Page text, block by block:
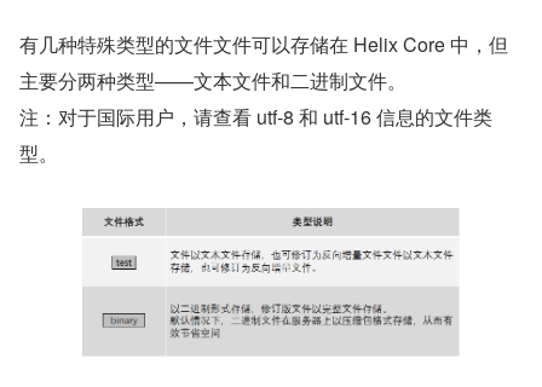
有几种特殊类型的文件文件可以存储在 Helix Core 中，但
主要分两种类型——文本文件和二进制文件。
注：对于国际用户，请查看 utf-8 和 utf-16 信息的文件类
型。